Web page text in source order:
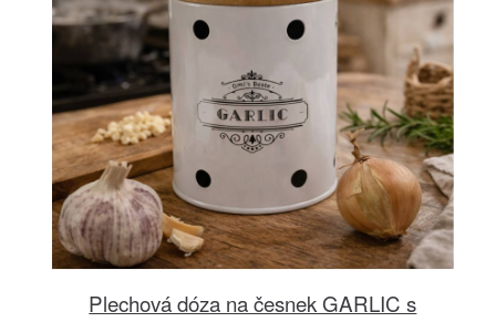
Plechová dóza na česnek GARLIC s